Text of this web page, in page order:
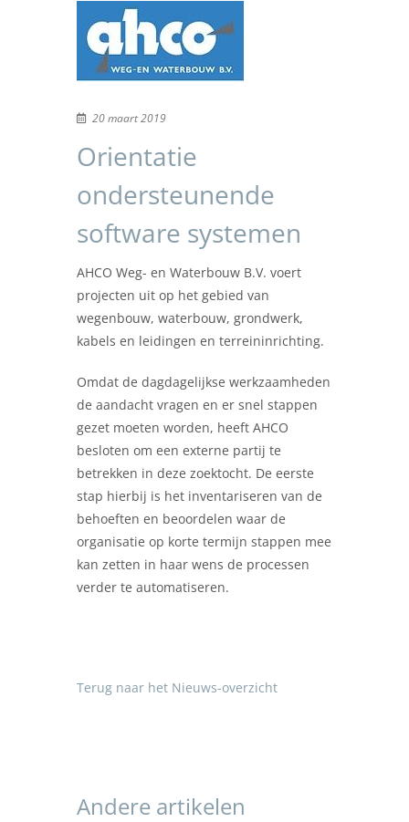
20 maart 2019
Orientatie
ondersteunende
software systemen
AHCO Weg- en Waterbouw B.V. voert
projecten uit op het gebied van
wegenbouw, waterbouw, grondwerk,
kabels en leidingen en terreininrichting.
Omdat de dagdagelijkse werkzaamheden
de aandacht vragen en er snel stappen
gezet moeten worden, heeft AHCO
besloten om een externe partij te
betrekken in deze zoektocht. De eerste
stap hierbij is het inventariseren van de
behoeften en beoordelen waar de
organisatie op korte termijn stappen mee
kan zetten in haar wens de processen
verder te automatiseren.
Terug naar het Nieuws-overzicht
Andere artikelen